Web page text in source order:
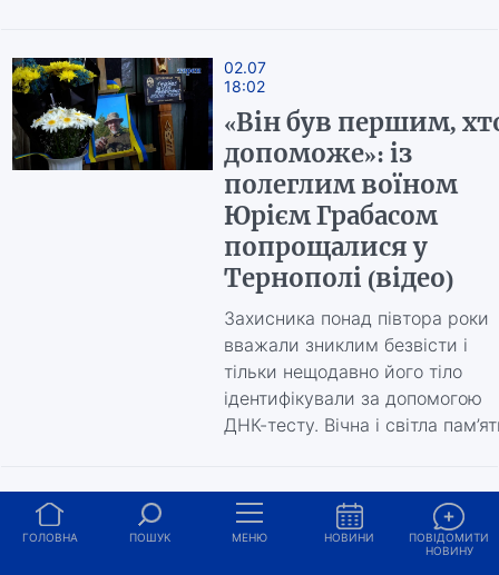
02.07
18:02
«Він був першим,
допоможе»: із
полеглим воїном
Юрієм Грабасом
попрощалися у
Тернополі (відео)
Захисника понад півтора роки
вважали зниклим безвісти і
тільки нещодавно його тіло
ідентифікували за допомогою
ДНК-тесту. Вічна і світла
02.07
08:48
Неподалік
ГОЛОВНА ПОШУК МЕНЮ НОВИНИ
ПОВІДОМИТИ
НОВИНУ